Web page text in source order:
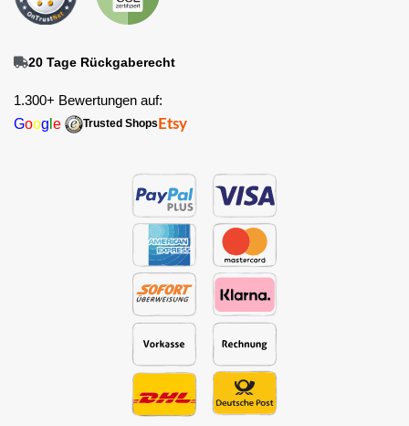
20 Tage Rückgaberecht
1.300+ Bewertungen auf:
Goog e Trusted Shops Etsy